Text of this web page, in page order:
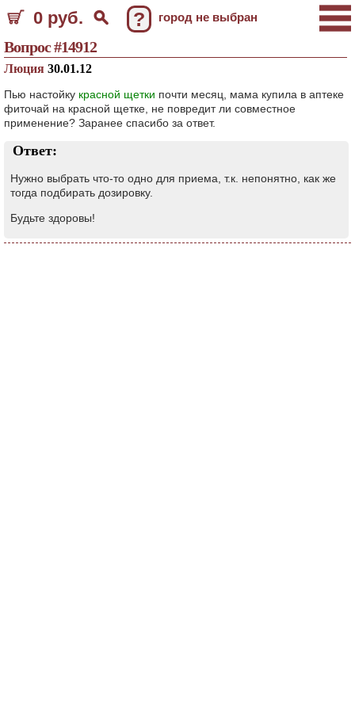
0 руб. ? город не выбран
Вопрос #14912
Люция 30.01.12
Пью настойку красной щетки почти месяц, мама купила в аптеке
фиточай на красной щетке, не повредит ли совместное
применение? Заранее спасибо за ответ.
Ответ:
Нужно выбрать что-то одно для приема, т.к. непонятно, как же
тогда подбирать дозировку.
Будьте здоровы!